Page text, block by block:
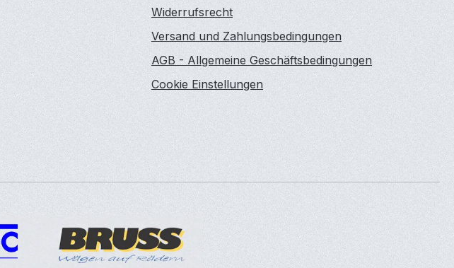
Widerrufsrecht
Versand und Zahlungsbedingungen
AGB - Allgemeine Geschäftsbedingungen
Cookie Einstellungen